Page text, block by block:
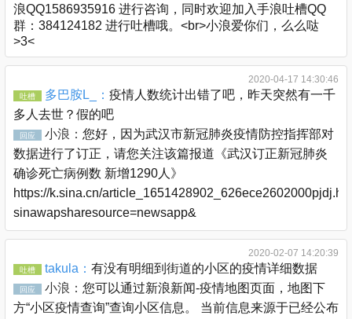
浪QQ1586935916 进行咨询，同时欢迎加入手浪吐槽QQ
群：384124182 进行吐槽哦。<br>小浪爱你们，么么哒
>3<
2020-04-17 14:30:46
吐槽 多巴胺L_： 疫情人数统计出错了吧，昨天突然有一千
多人去世？假的吧
回应 小浪： 您好，因为武汉市新冠肺炎疫情防控指挥部对
数据进行了订正，请您关注该篇报道《武汉订正新冠肺炎
确诊死亡病例数 新增1290人》
https://k.sina.cn/
sinawapsharesource=newsapp&
2020-02-07 14:20:39
吐槽 takula： 有没有明细到街道的小区的疫情详细数据
回应 小浪： 您可以通过新浪新闻-疫情地图页面，地图下
方“小区疫情查询”查询小区信息。 当前信息来源于已经公布